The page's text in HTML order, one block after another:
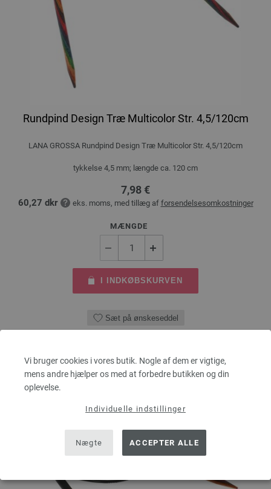
Vi bruger cookies i vores butik. Nogle af dem er vigtige,
mens andre hjælper os med at forbedre butikken og din
oplevelse.
Individuelle indstillinger
Nægte ACCEPTER ALLE
Rundpind Design Træ Multicolor Str. 4,5/120cm
LANA GROSSA Rundpind Design Træ Multicolor Str. 4,5/120cm
tykkelse 4,5 mm; længde ca. 120 cm
7,98 €
60,27 dkr eks. moms, med tillæg af forsendelsesomkostninger
MÆNGDE
I INDKØBSKURVEN
Sæt på ønskeseddel